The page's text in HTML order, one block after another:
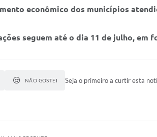
econômico dos municípios
seguem até o dia 11 de julho, em
NÃO GOSTEI Seja o primeiro a curtir esta